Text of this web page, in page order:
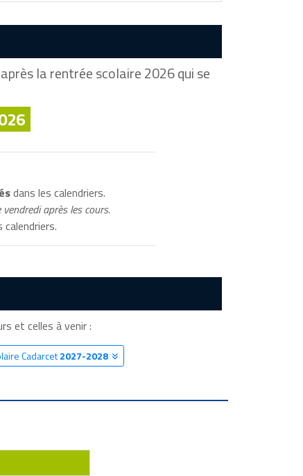
la rentrée scolaire 2026 qui se
dans les calendriers.
après les cours.
calendriers.
et celles à venir :
Cadarcet2027-2028